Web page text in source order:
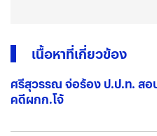
เนื้อหาที่เกี่ยวข้อง
ศรีสุวรรณ จ่อร้อง ป.ป.ท. สอ
คดีผกก.โจ้